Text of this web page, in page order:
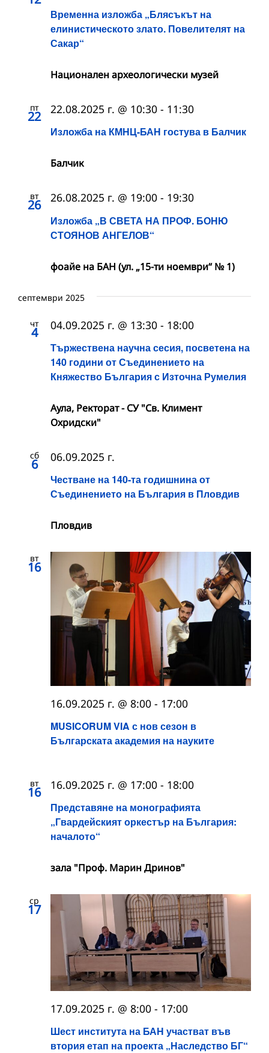
Временна изложба „Блясъкът на
елинистическото злато. Повелителят на
Сакар“
Национален археологически музей
пт
22
Изложба на КМНЦ-БАН гостува в Балчик
22.08.2025 г. @ 10:30 - 11:30
Балчик
вт
26
Изложба „В СВЕТА НА ПРОФ. БОНЮ
СТОЯНОВ АНГЕЛОВ“
26.08.2025 г. @ 19:00 - 19:30
фоайе на БАН (ул. „15-ти ноември“ № 1)
септември 2025
чт
4
Тържествена научна сесия, посветена на
140 години от Съединението на
Княжество България с Източна Румелия
04.09.2025 г. @ 13:30 - 18:00
Аула, Ректорат - СУ "Св. Климент
Охридски"
сб
6
Честване на 140-та годишнина от
Съединението на България в Пловдив
06.09.2025 г.
Пловдив
вт
16
MUSICORUM VIA с нов сезон в
Българската академия на науките
16.09.2025 г. @ 8:00 - 17:00
вт
16
Представяне на монографията
„Гвардейският оркестър на България:
началото“
16.09.2025 г. @ 17:00 - 18:00
зала "Проф. Марин Дринов"
ср
17
Шест института на БАН участват във
втория етап на проекта „Наследство БГ“
17.09.2025 г. @ 8:00 - 17:00